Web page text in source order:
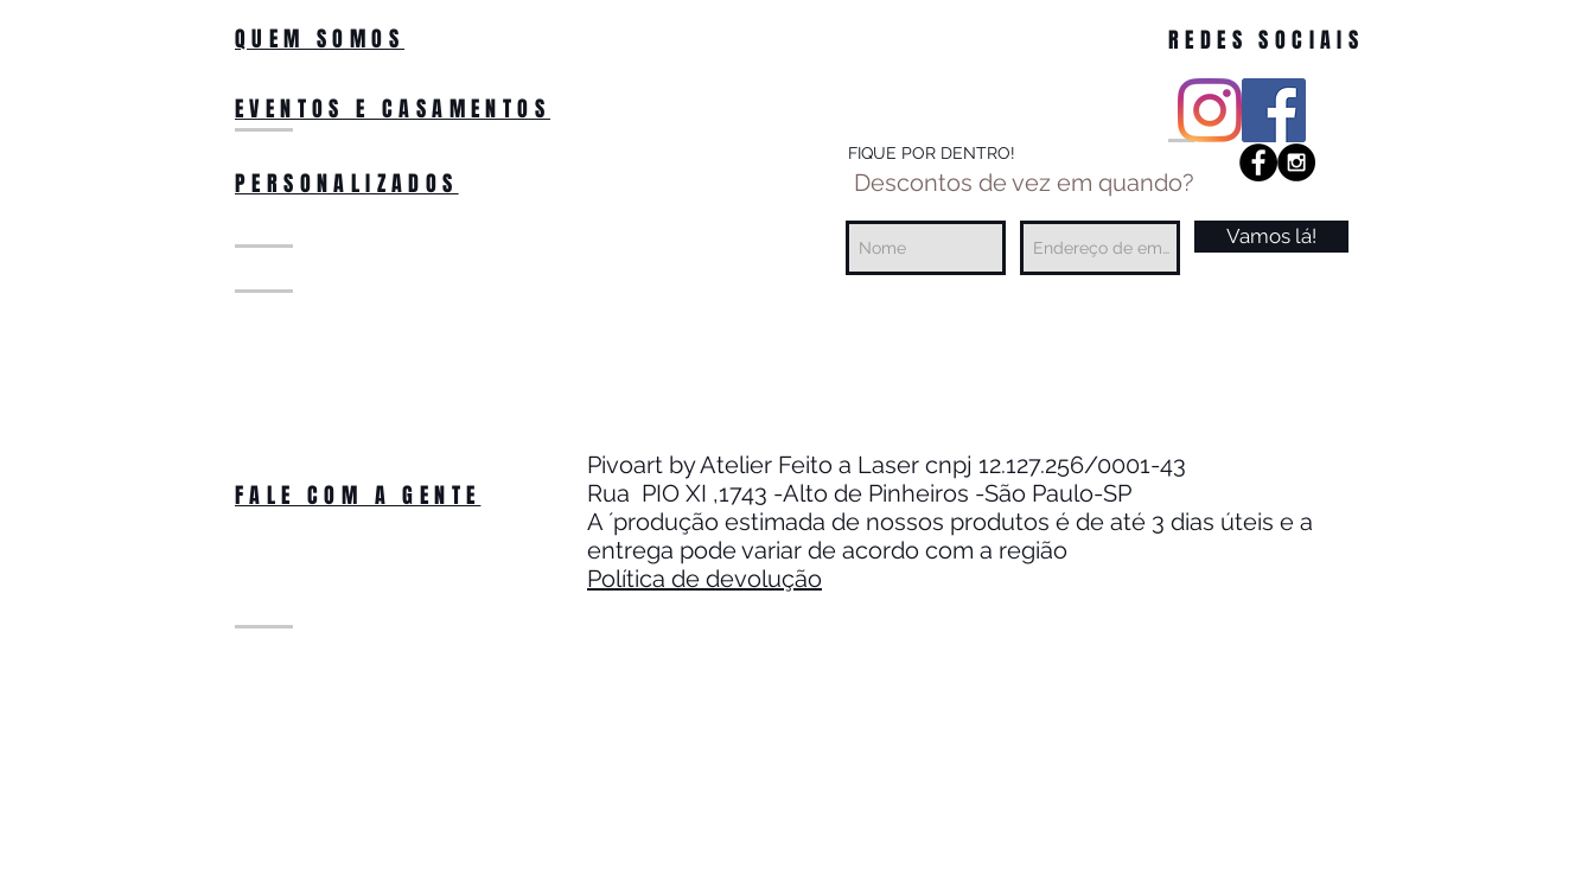
QUEM SOMOS
EVENTOS E CASAMENTOS
PERSONALIZADOS
REDES SOCIAIS
FIQUE POR DENTRO!
Descontos de vez em quando?
Vamos lá!
FALE COM A GENTE
Pivoart by Atelier Feito a Laser cnpj 12.127.256/0001-43
Rua PIO XI ,1743 -Alto de Pinheiros -São Paulo-SP
A ´produção estimada de nossos produtos é de até 3 dias úteis e a
entrega pode variar de acordo com a região
Política de devolução